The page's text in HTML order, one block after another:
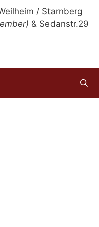
/ Starnberg
& Sedanstr.29